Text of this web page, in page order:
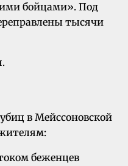
бойцами». Под
тысячи
в Мейссоновской
беженцев